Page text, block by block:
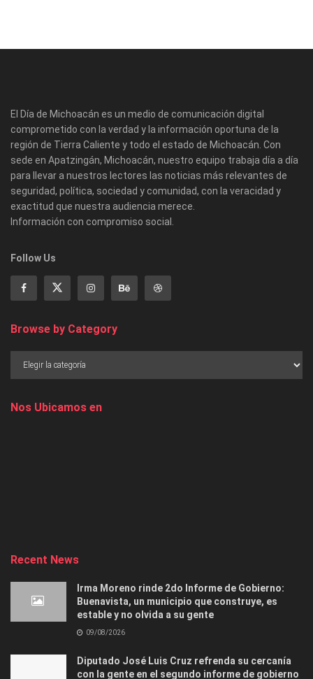
El Día de Michoacán es un medio de comunicación digital
comprometido con la verdad y la información oportuna de la
región de Tierra Caliente y todo el estado de Michoacán. Con
sede en Apatzingán, Michoacán, nuestro equipo trabaja día a día
para llevar a nuestros lectores las noticias más relevantes de
seguridad, política, sociedad y comunidad, con la veracidad y
exactitud que nuestra audiencia merece.
Información con compromiso social.
Follow Us
Browse by Category
Nos Ubicamos en
Recent News
Irma Moreno rinde 2do Informe de Gobierno:
Buenavista, un municipio que construye, es
estable y no olvida a su gente
09/08/2026
Diputado José Luis Cruz refrenda su cercanía
con la gente en el segundo informe de gobierno